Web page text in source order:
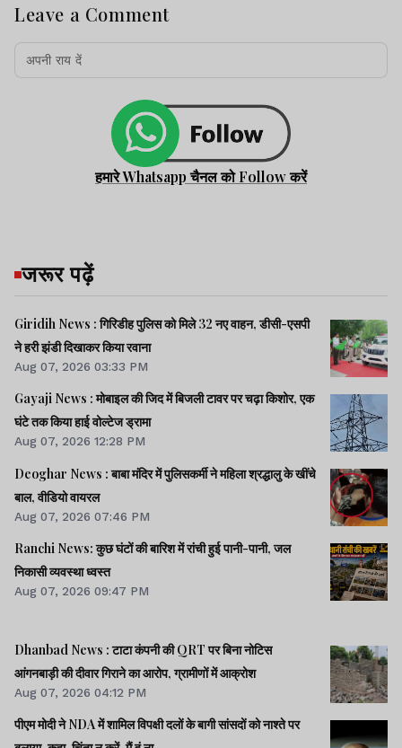
Leave a Comment
हमारे Whatsapp चैनल को Follow करें
जरूर पढ़ें
Giridih News : गिरिडीह पुलिस को मिले 32 नए वाहन, डीसी-एसपी
ने हरी झंडी दिखाकर किया रवाना
Aug 07, 2026 03:33 PM
Gayaji News : मोबाइल की जिद में बिजली टावर पर चढ़ा किशोर, एक
घंटे तक किया हाई वोल्टेज ड्रामा
Aug 07, 2026 12:28 PM
Deoghar News : बाबा मंदिर में पुलिसकर्मी ने महिला श्रद्धालु के खींचे
बाल, वीडियो वायरल
Aug 07, 2026 07:46 PM
Ranchi News: कुछ घंटों की बारिश में रांची हुई पानी-पानी, जल
निकासी व्यवस्था ध्वस्त
Aug 07, 2026 09:47 PM
Dhanbad News : टाटा कंपनी की QRT पर बिना नोटिस
आंगनबाड़ी की दीवार गिराने का आरोप, ग्रामीणों में आक्रोश
Aug 07, 2026 04:12 PM
पीएम मोदी ने NDA में शामिल विपक्षी दलों के बागी सांसदों को नाश्ते पर